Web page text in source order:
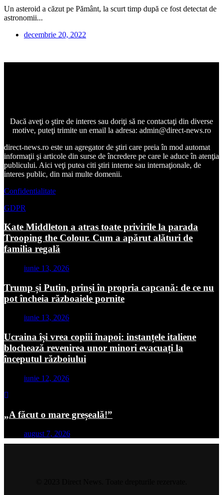
Un asteroid a căzut pe Pământ, la scurt timp după ce fost detectat de
astronomii...
decembrie 20, 2022
Dacă aveţi o ştire de interes sau doriţi să ne contactaţi din diverse
motive, puteţi trimite un email la adresa: admin@direct-news.ro
direct-news.ro este un agregator de ştiri care preia în mod automat
informaţii şi articole din surse de încredere pe care le aduce în atenţia
publicului. Aici veţi putea citi ştiri interne sau internaţionale, de
interes public, din mai multe domenii.
Confidentialitate
GDPR
Kate Middleton a atras toate privirile la parada
Trooping the Colour. Cum a apărut alături de
familia regală
iunie 13, 2026
Trump și Putin, prinși în propria capcană: de ce nu
pot încheia războaiele pornite
iunie 13, 2026
Ucraina își vrea copiii înapoi: instanțele italiene
blochează revenirea unor minori evacuați la
începutul războiului
iunie 12, 2026
„A făcut o mare greșeală!”
august 7, 2026